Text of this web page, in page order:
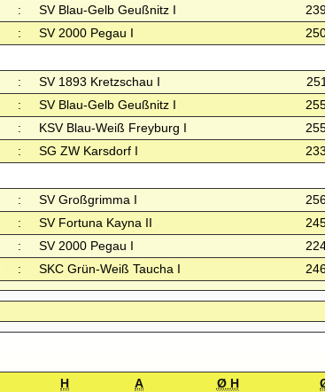
: SV Blau-Gelb Geußnitz I
: SV 2000 Pegau I
: SV 1893 Kretzschau I
: SV Blau-Gelb Geußnitz I
: KSV Blau-Weiß Freyburg I
: SG ZW Karsdorf I
: SV Großgrimma I
: SV Fortuna Kayna II
: SV 2000 Pegau I
: SKC Grün-Weiß Taucha I
H A Ø H